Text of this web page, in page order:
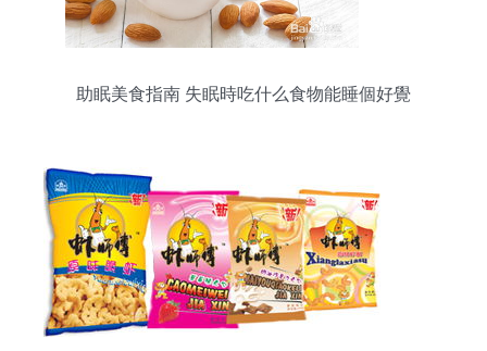
助眠美食指南 失眠時吃什么食物能睡個好覺